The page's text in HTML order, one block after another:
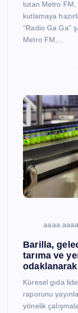
tutan Metro FM,
kutlamaya
“Radio Ga Ga”
Metro FM,…
aaaa aaaa
Barilla,
tarıma ve
Küresel gıda
raporunu
yönelik